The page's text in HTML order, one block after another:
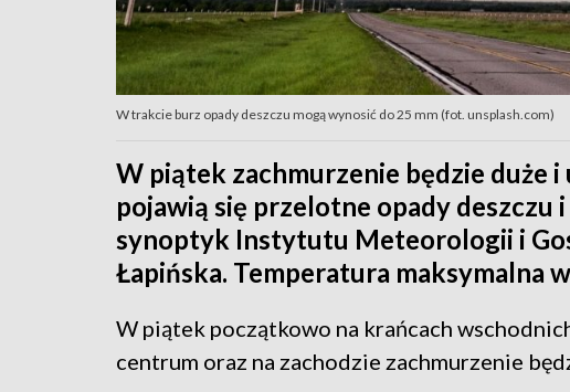
W trakcie burz opady deszczu mogą wynosić do 25 mm (fot. unsplash.com)
W piątek zachmurzenie będzie duże i
pojawią się przelotne opady deszczu
synoptyk Instytutu Meteorologii i
Łapińska. Temperatura maksymalna
W piątek początkowo na krańcach
centrum oraz na zachodzie zachmurzenie